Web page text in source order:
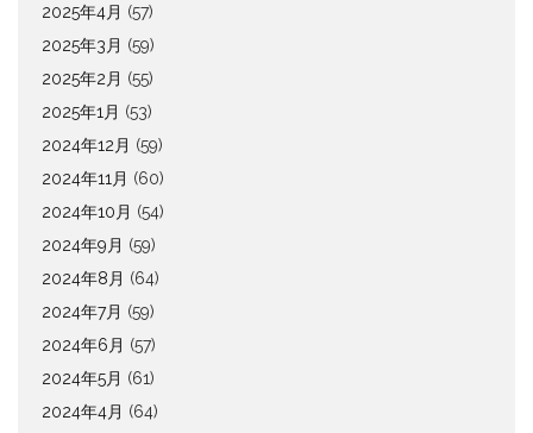
2025年4月 (57)
2025年3月 (59)
2025年2月 (55)
2025年1月 (53)
2024年12月 (59)
2024年11月 (60)
2024年10月 (54)
2024年9月 (59)
2024年8月 (64)
2024年7月 (59)
2024年6月 (57)
2024年5月 (61)
2024年4月 (64)